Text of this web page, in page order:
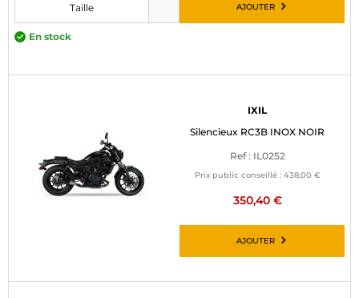
Veuillez choisir une taille avant d’ajouter au panier
Taille
En stock
AJOUTER
IXIL
Silencieux RC3B INOX NOIR
Ref : IL0252
Prix public conseillé : 438,00 €
350,40 €
AJOUTER